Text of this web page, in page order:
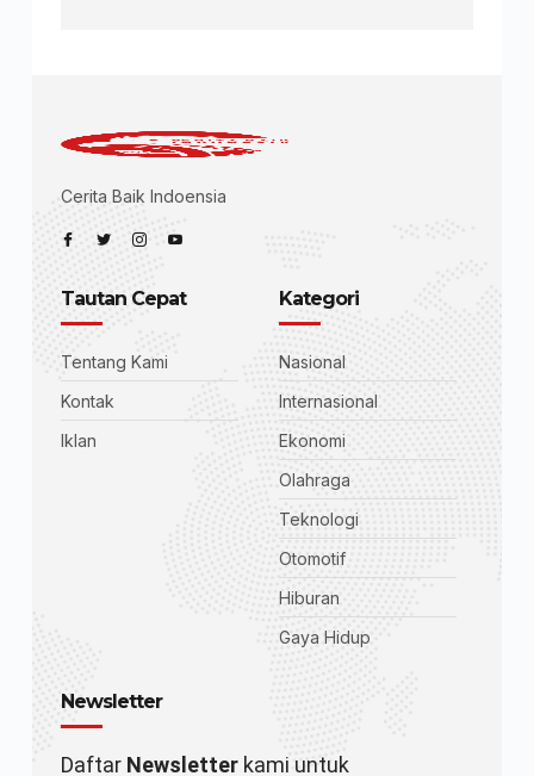
Cerita Baik Indoensia
Tautan Cepat
Tentang Kami
Kontak
Iklan
Kategori
Nasional
Internasional
Ekonomi
Olahraga
Teknologi
Otomotif
Hiburan
Gaya Hidup
Newsletter
Daftar Newsletterkami untuk